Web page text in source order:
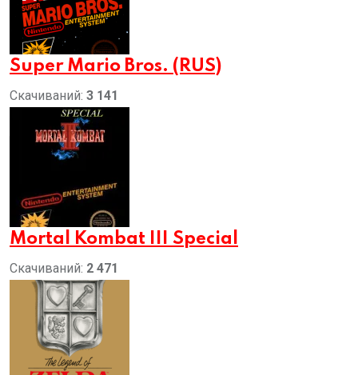
Super Mario Bros. (RUS)
Скачиваний: 3 141
Mortal Kombat III Special
Скачиваний: 2 471